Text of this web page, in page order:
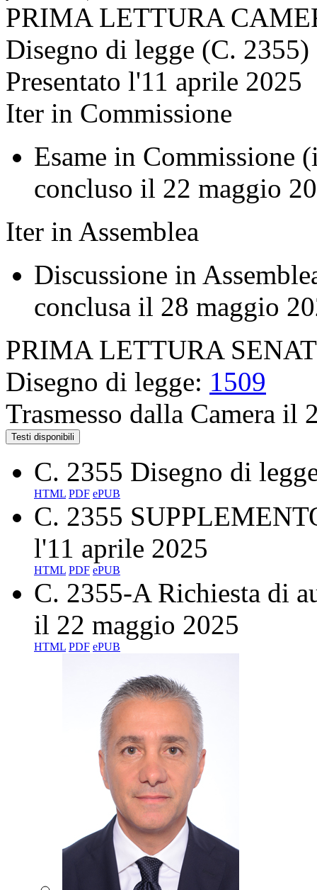
PRIMA LETTURA
Disegno di legge (C. 2355)
Presentato l'11 aprile 2025
Iter in Commissione
Esame in Commissione
concluso il 22 maggio
Iter in Assemblea
Discussione in
conclusa il 28 maggio
PRIMA LETTURA
Disegno di legge: 1509
Trasmesso dalla Camera il
Testi disponibili
C. 2355 Disegno di
HTML PDF ePUB
C. 2355
l'11 aprile 2025
HTML PDF ePUB
C. 2355-A Richiesta di
il 22 maggio 2025
HTML PDF ePUB